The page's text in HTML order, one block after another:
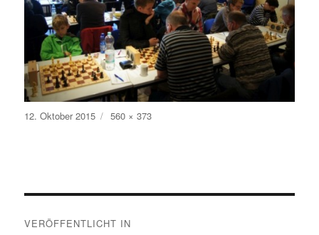
Veröffentlicht
am
12. Oktober 2015 Volle
Größe
560 × 373
VERÖFFENTLICHT IN